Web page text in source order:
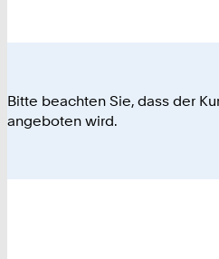
Bitte beachten Sie, dass der
angeboten wird.